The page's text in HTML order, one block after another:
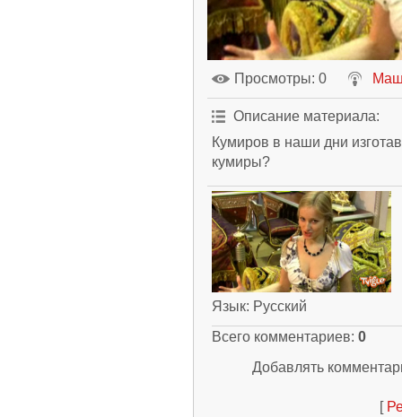
Просмотры: 0
Описание материала:
Кумиров в наши дни
кумиры?
Язык: Русский
Всего комментариев: 0
Добавлять
[